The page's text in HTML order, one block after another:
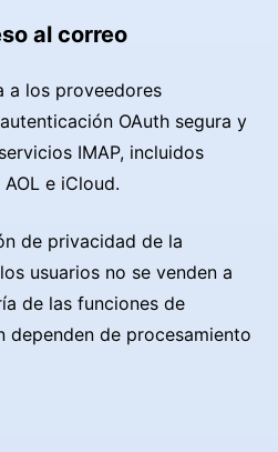
al correo
a los proveedores
OAuth segura y
IMAP, incluidos
e iCloud.
de privacidad de la
usuarios no se venden a
de las funciones de
dependen de procesamiento